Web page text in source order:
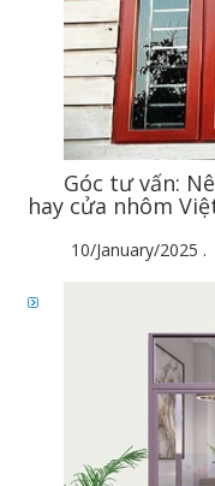
Góc tư vấn:
hay cửa nhôm
10/January/2025 .